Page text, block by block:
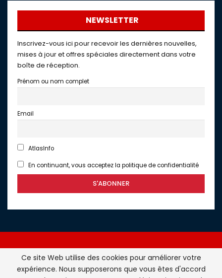
NEWSLETTER
Inscrivez-vous ici pour recevoir les dernières nouvelles,
mises à jour et offres spéciales directement dans votre
boîte de réception.
Prénom ou nom complet
Email
AtlasInfo
En continuant, vous acceptez la politique de confidentialité
Atlasinfo.fr : l'essentiel de l'actualité de la France et du
Ce site Web utilise des cookies pour améliorer votre
expérience. Nous supposerons que vous êtes d'accord